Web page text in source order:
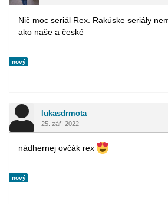
Nič moc seriál Rex. Rakúske seriály
ako naše a české
nový
lukasdrmota
25. září 2022
nádhernej ovčák rex
nový